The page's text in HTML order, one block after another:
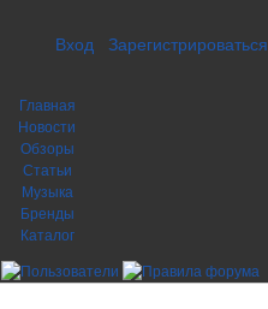
Вход Зарегистрироваться
Главная
Новости
Обзоры
Статьи
Музыка
Бренды
Каталог